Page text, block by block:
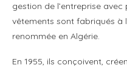
gestion de l’entreprise
vêtements sont fabriqués à
renommée en Algérie.
En 1955, ils conçoivent,